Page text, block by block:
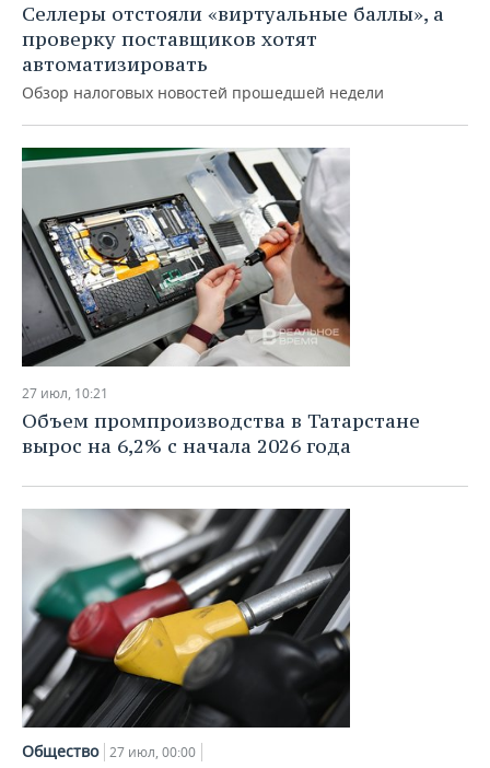
Селлеры отстояли «виртуальные баллы», а
проверку поставщиков хотят
автоматизировать
Обзор налоговых новостей прошедшей недели
27 июл, 10:21
Объем промпроизводства в Татарстане
вырос на 6,2% с начала 2026 года
Общество 27 июл, 00:00